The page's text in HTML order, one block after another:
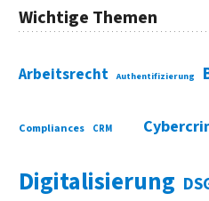
Wichtige Themen
Arbeitsrecht Authentifizierung
Compliances CRM
Digitalisierung